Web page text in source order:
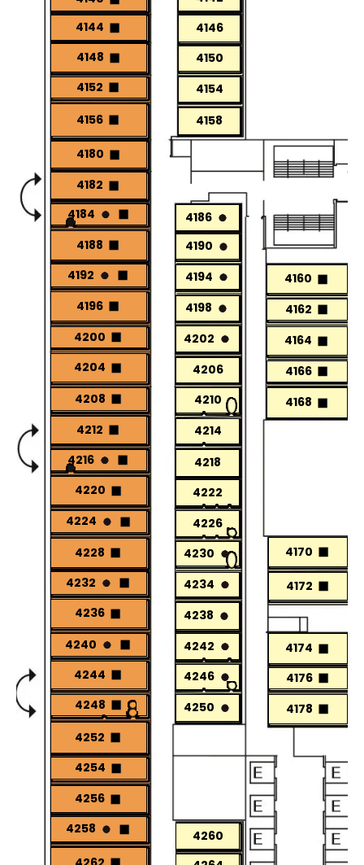
4144
4146
4148
4150
4152
4154
4156
4158
4160
4162
4164
4166
4168
4170
4172
4174
4176
4178
4180
4182
4184
4186
4188
4190
4192
4194
4196
4198
4200
4202
4204
4206
4208
4210
4212
4214
4216
4218
4220
4222
4224
4226
4228
4230
4232
4234
4236
4238
4240
4242
4244
4246
4248
4250
4252
4254
4256
4258
4260